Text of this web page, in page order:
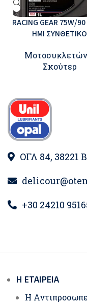
RACING GEAR 75W/
ΗΜΙ ΣΥΝΘΕΤΙΚΟ
Σκούτερ
ΟΓΛ 84, 38221
+30 24210
Η ΕΤΑΙΡΕΊΑ
Η